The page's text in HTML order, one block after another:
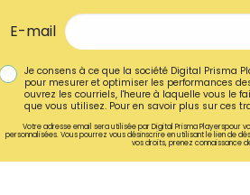
E-mail
Je consens à ce que la société Digital Prisma
pour mesurer et optimiser les performances
ouvrez les courriels, l'heure à laquelle vous le
que vous utilisez. Pour en savoir plus sur ces
Votre adresse email sera utilisée par Digital Prisma Playerspour
personnalisées. Vous pourrez vous désinscrire en utilisant le lien de
vos droits, prenez connaissance